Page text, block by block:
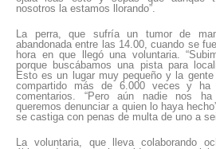
nosotros la estamos llorando”.
La perra, que sufría un tumor de
abandonada entre las 14.00, cuando se
hora en que llegó una voluntaria.
porque buscábamos una pista para
Esto es un lugar muy pequeño y la
compartido más de 6.000 veces y ha
comentarios. “Pero aún nadie nos
queremos denunciar a quien lo haya
se castiga con penas de multa de uno a
La voluntaria, que lleva colaborando